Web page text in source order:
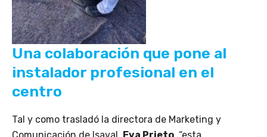
Una colaboración que pone al
instalador profesional en el
centro
Tal y como trasladó la directora de Marketing y
Comunicación de Isaval, Eva Prieto , “esta